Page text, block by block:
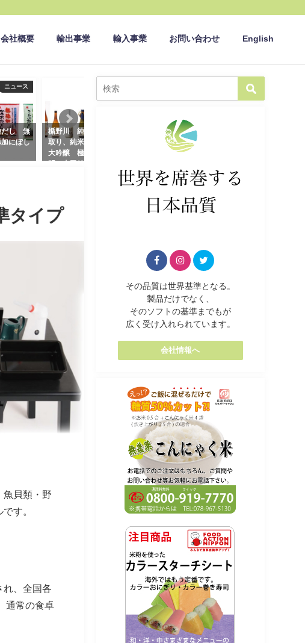
会社概要 輸出事業 輸入事業 お問い合わせ English
ニュース
だし 無
にぼし
楯野川 純米大吟醸 美山錦 中
取り、純米大吟醸 七星旗、純米
大吟醸 極限、純米大吟醸 光
本みりん 九重櫻 500mlびん、
1.8L手付ペット
2020年4月6日
タイプ
魚貝類・野
す。
れ、全国各
通常の食卓
その品質は世界基準となる。
製品だけでなく、
そのソフトの基準までもが
広く受け入れられています。
会社情報へ